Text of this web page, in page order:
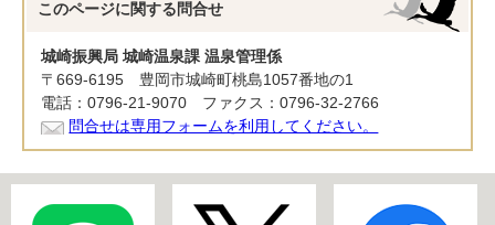
このページに関する 問合せ
城崎振興局 城崎温泉課 温泉管理係
〒669-6195 豊岡市城崎町桃島1057番地の1
電話：0796-21-9070 ファクス：0796-32-2766
問合せは専用フォームを利用してください。